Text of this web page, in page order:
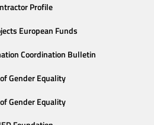
Profile
European Funds
Coordination Bulletin
Gender Equality
Gender Equality